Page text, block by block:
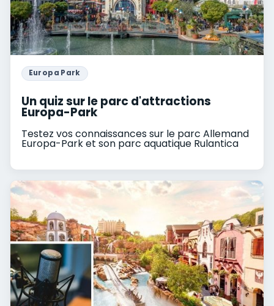
Europa Park
Un quiz sur le parc d'attractions
Europa-Park
Testez vos connaissances sur le parc Allemand
Europa-Park et son parc aquatique Rulantica